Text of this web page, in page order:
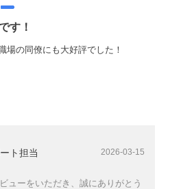
す！
場の同僚にも大好評でした！
ト担当 2026-03-15
ューをいただき、誠にありがとう